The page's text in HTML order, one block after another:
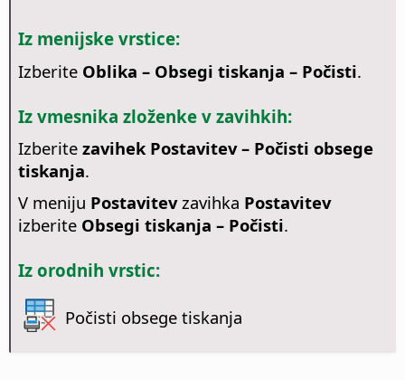
Iz menijske vrstice:
Izberite Oblika – Obsegi tiskanja – Počisti.
Iz vmesnika zloženke v zavihkih:
Izberite zavihek Postavitev – Počisti obsege
tiskanja.
V meniju Postavitevzavihka Postavitev
izberite Obsegi tiskanja – Počisti.
Iz orodnih vrstic:
Počisti obsege tiskanja